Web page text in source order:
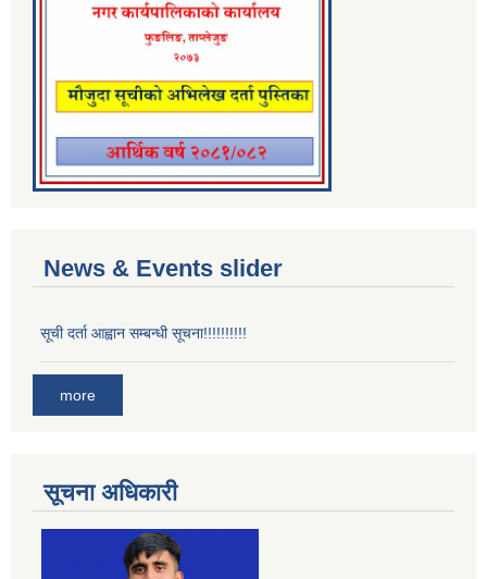
News & Events slider
सूची दर्ता आह्वान सम्बन्धी सूचना!!!!!!!!!!
more
सूचना अधिकारी